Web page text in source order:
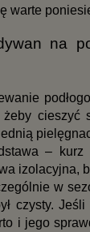
warte
na
żeby cieszyć
–
izolacyjna,
w
czysty.
i jego